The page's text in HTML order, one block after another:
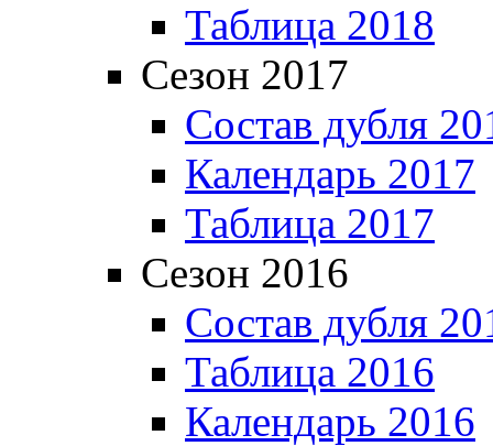
Таблица 2018
Сезон 2017
Состав дубля
Календарь 2017
Таблица 2017
Сезон 2016
Состав дубля
Таблица 2016
Календарь 2016